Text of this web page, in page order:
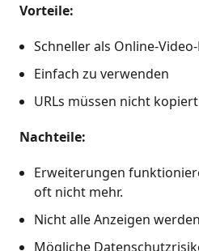
Vorteile:
Schneller als Online-
Einfach zu verwenden
URLs müssen nicht
Nachteile:
Erweiterungen
oft nicht mehr.
Nicht alle Anzeigen
Mögliche